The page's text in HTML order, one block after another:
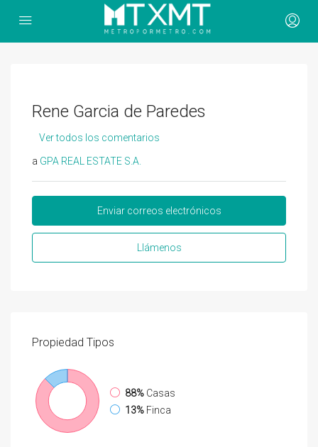
Rene Garcia de Paredes
Ver todos los comentarios
a GPA REAL ESTATE S.A.
Enviar correos electrónicos
Llámenos
Propiedad Tipos
88% Casas
13% Finca